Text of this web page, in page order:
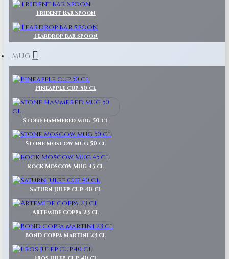
Trident Bar Spoon
Teardrop bar spoon
MUG
Pineapple cup 50 cl
Stone hammered mug 50 cl
Stone moscow mug 50 cl
Rock Moscow Mug 45 cl
Saturn julep cup 40 cl
Artemide coppa 23 cl
Bond coppa martini 23 cl